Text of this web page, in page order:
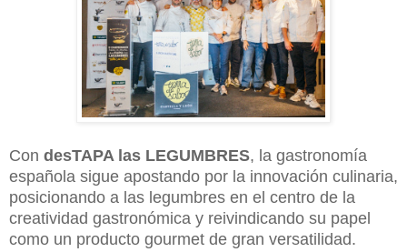
Con desTAPA las LEGUMBRES, la gastronomía
española sigue apostando por la innovación culinaria,
posicionando a las legumbres en el centro de la
creatividad gastronómica y reivindicando su papel
como un producto gourmet de gran versatilidad.